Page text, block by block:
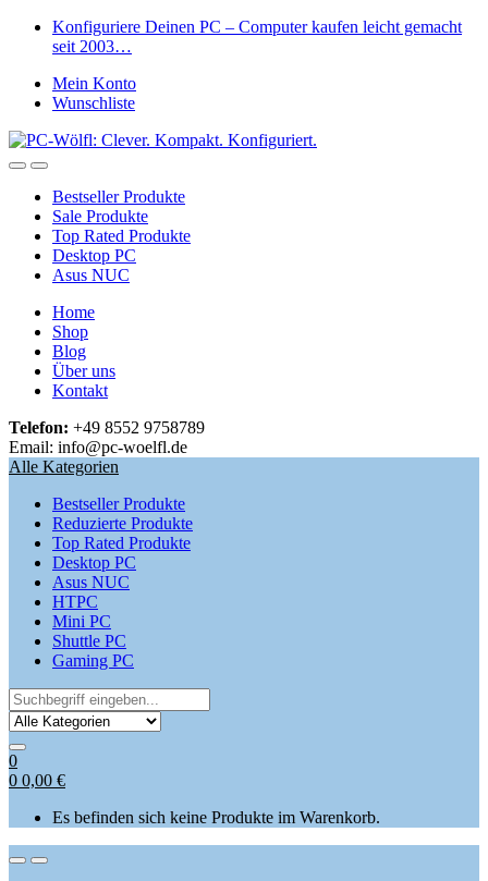
Skip
Skip
Konfiguriere Deinen PC – Computer kaufen leicht gemacht
seit 2003…
Mein Konto
Wunschliste
OpenClose
Bestseller Produkte
Sale Produkte
Top Rated Produkte
Desktop PC
Asus NUC
Home
Shop
Blog
Über uns
Kontakt
Telefon: +49 8552 9758789
Email: info@pc-woelfl.de
Alle Kategorien
Bestseller Produkte
Reduzierte Produkte
Top Rated Produkte
Desktop PC
Asus NUC
HTPC
Mini PC
Shuttle PC
Gaming PC
Search
for:
0
0 0,00 €
Es befinden sich keine Produkte im Warenkorb.
OpenClose